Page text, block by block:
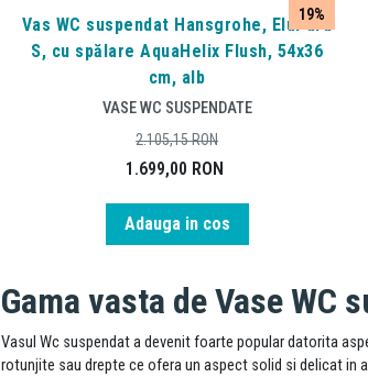
19%
Vas WC suspendat Hansgrohe, EluPura
S, cu spălare AquaHelix Flush, 54x36
cm, alb
VASE WC SUSPENDATE
1.699,00 RON
2.105,15RON
Adauga in cos
Gama vasta de Vase WC
Vasul Wc suspendat a devenit foarte popular datorita
rotunjite sau drepte ce ofera un aspect solid si delicat in